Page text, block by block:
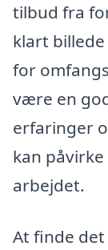
tilbud fra
klart
for
være en
erfaringer
kan
arbejdet.
At finde